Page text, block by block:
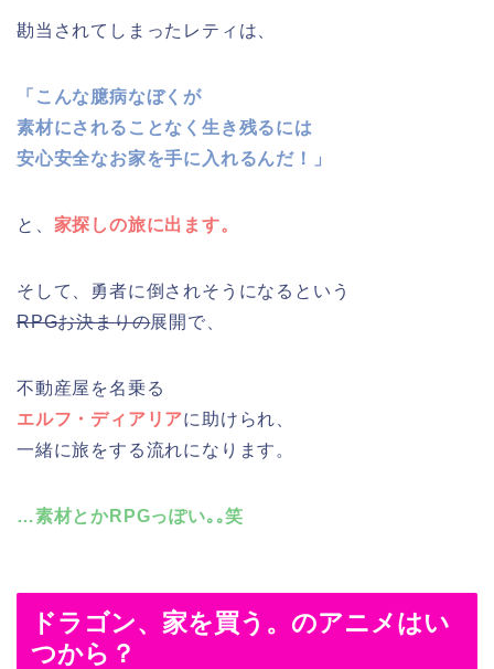
勘当されてしまったレティは、
「こんな臆病なぼくが
素材にされることなく生き残るには
安心安全なお家を手に入れるんだ！」
と、 家探しの旅に出ます。
そして、勇者に倒されそうになるという
RPGお決まりの展開で、
不動産屋を名乗る
エルフ・ディアリアに助けられ、
一緒に旅をする流れになります。
…素材とかRPGっぽい｡｡笑
ドラゴン、家を買う。のアニメはい
つから？